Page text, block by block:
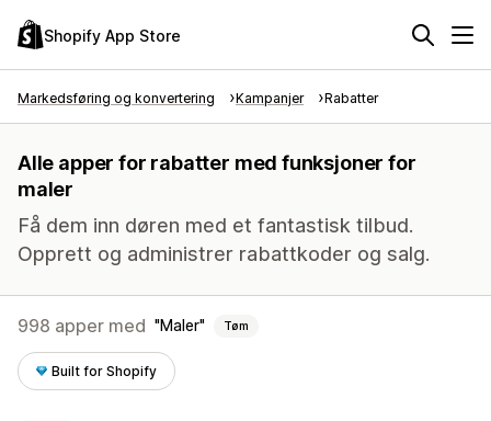
Shopify App Store
Markedsføring og konvertering Kampanjer Rabatter
Alle apper for rabatter med funksjoner for
maler
Få dem inn døren med et fantastisk tilbud.
Opprett og administrer rabattkoder og salg.
998 apper med Maler Tøm
Built for Shopify